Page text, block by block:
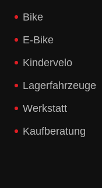
Bike
E-Bike
Kindervelo
Lagerfahrzeuge
Werkstatt
Kaufberatung